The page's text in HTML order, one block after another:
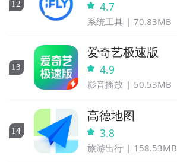
12 4.7
系统工具 70.83MB
13
爱奇艺极速版
4.9
影音播放 50.53MB
14
高德地图
3.8
旅游出行 158.53MB